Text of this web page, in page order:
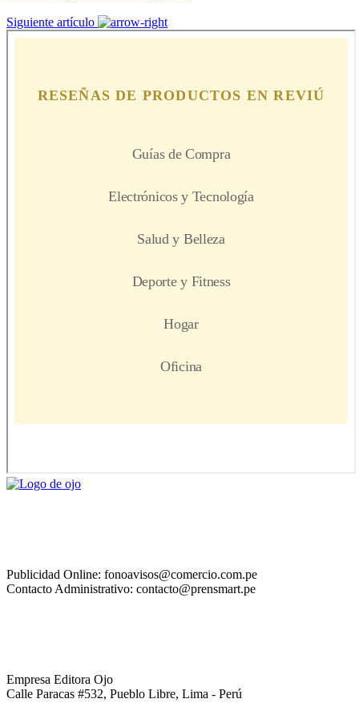
Siguiente artículo
Publicidad Online: fonoavisos@comercio.com.pe
Contacto Administrativo: contacto@prensmart.pe
Empresa Editora Ojo
Calle Paracas #532, Pueblo Libre, Lima - Perú